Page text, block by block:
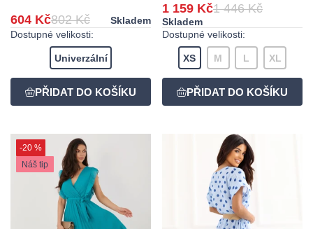
604 Kč802 Kč
Skladem
Dostupné velikosti:
Univerzální
1 159 Kč1 446 Kč
Skladem
Dostupné velikosti:
XS M L XL
-20 %
Náš tip